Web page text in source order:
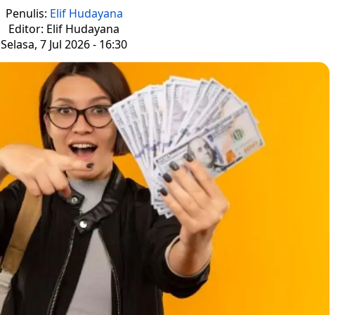
Penulis: Elif Hudayana
Editor: Elif Hudayana
Selasa, 7 Jul 2026 - 16:30